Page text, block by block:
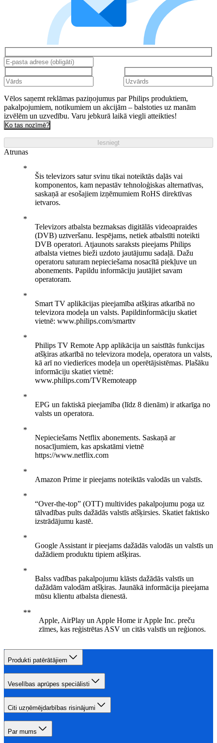
Vēlos saņemt reklāmas paziņojumus par Philips produktiem,
pakalpojumiem, notikumiem un akcijām – balstoties uz manām
izvēlēm un uzvedību. Varu jebkurā laikā viegli atteikties!
Ko tas nozīmē?
Iesniegt
Atrunas
Šis televizors satur svinu tikai noteiktās daļās vai
komponentos, kam nepastāv tehnoloģiskas alternatīvas,
saskaņā ar esošajiem izņēmumiem RoHS direktīvas
ietvaros.
Televizors atbalsta bezmaksas digitālās videoapraides
(DVB) uztveršanu. Iespējams, netiek atbalstīti noteikti
DVB operatori. Atjaunots saraksts pieejams Philips
atbalsta vietnes bieži uzdoto jautājumu sadaļā. Dažu
operatoru saturam nepieciešama nosacītā piekļuve un
abonements. Papildu informāciju jautājiet savam
operatoram.
Smart TV aplikācijas pieejamība atšķiras atkarībā no
televizora modeļa un valsts. Papildinformāciju skatiet
vietnē: www.philips.com/smarttv
Philips TV Remote App aplikācija un saistītās funkcijas
atšķiras atkarībā no televizora modeļa, operatora un valsts,
kā arī no viedierīces modeļa un operētājsistēmas. Plašāku
informāciju skatiet vietnē:
www.philips.com/TVRemoteapp
EPG un faktiskā pieejamība (līdz 8 dienām) ir atkarīga no
valsts un operatora.
Nepieciešams Netflix abonements. Saskaņā ar
nosacījumiem, kas apskatāmi vietnē
https://www.netflix.com
Amazon Prime ir pieejams noteiktās valodās un valstīs.
“Over-the-top” (OTT) multivides pakalpojumu poga uz
tālvadības pults dažādās valstīs atšķirsies. Skatiet faktisko
izstrādājumu kastē.
Google Assistant ir pieejams dažādās valodās un valstīs un
dažādiem produktu tipiem atšķiras.
Balss vadības pakalpojumu klāsts dažādās valstīs un
dažādām valodām atšķiras. Jaunākā informācija pieejama
mūsu klientu atbalsta dienestā.
Apple, AirPlay un Apple Home ir Apple Inc. preču
zīmes, kas reģistrētas ASV un citās valstīs un reģionos.
Produkti patērātājiem
Veselības aprūpes speciālisti
Citi uzņēmējdarbības risinājumi
Par mums